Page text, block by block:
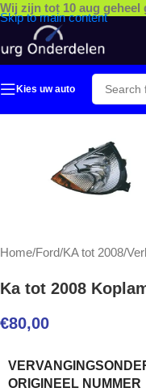
Skip to main content
Wij zijn tot 10 aug geheel
Kies uw auto
Home/Ford/KA tot 2008/
Ka tot 2008
€80,00
ORIGINEEL NUMMER